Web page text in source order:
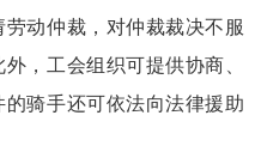
动仲裁，对仲裁裁决不服
，工会组织可提供协商、
骑手还可依法向法律援助